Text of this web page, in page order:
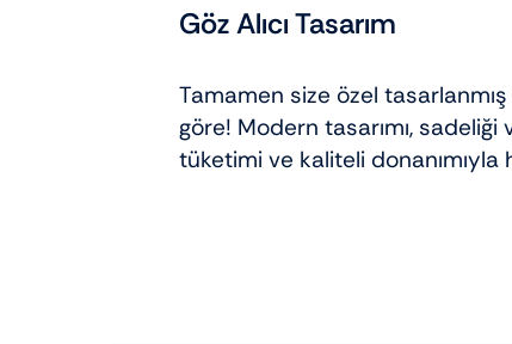
Göz Alıcı Tasarım
Tamamen size özel
göre! Modern tasarımı,
tüketimi ve kaliteli